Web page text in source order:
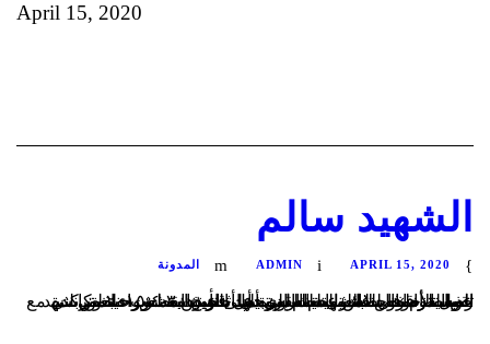
April 15, 2020
الشهيد سالم
APRIL 15, 2020
ADMIN المدونة
تقول الأم زوجة الشهيد سالم: بدأت قصتنا بعد نزوحنا من بلدة الذيابية خوفا بطش النظام إلى يلدا جنوب دمشق, حيث كانت رصاصة قناص غادر بانتظار زوجي أثناء ذهابه لشراء بعض المستلزمات للعائلة, حيث استشهد بتاريخ ٣٠-٤-٢٠١٥ وتركني مع خمسة أطفال لامعيل لنا سوى أهل الخير انقطعت طفلتي شهد عن الدراسة بسبب عدم القدرة على تأمين...